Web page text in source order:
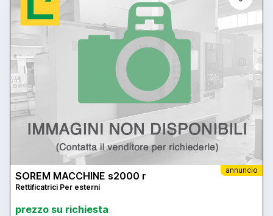
annuncio
SOREM MACCHINE s2000 r
Rettificatrici Per esterni
prezzo su richiesta